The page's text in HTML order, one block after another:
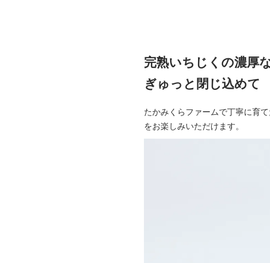
完熟いちじくの濃厚
ぎゅっと閉じ込めて
たかみくらファームで丁寧に育
をお楽しみいただけます。